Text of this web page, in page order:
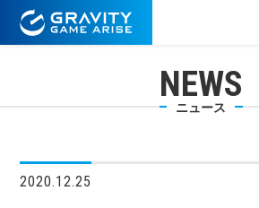
NEWS
ニュース
2020.12.25